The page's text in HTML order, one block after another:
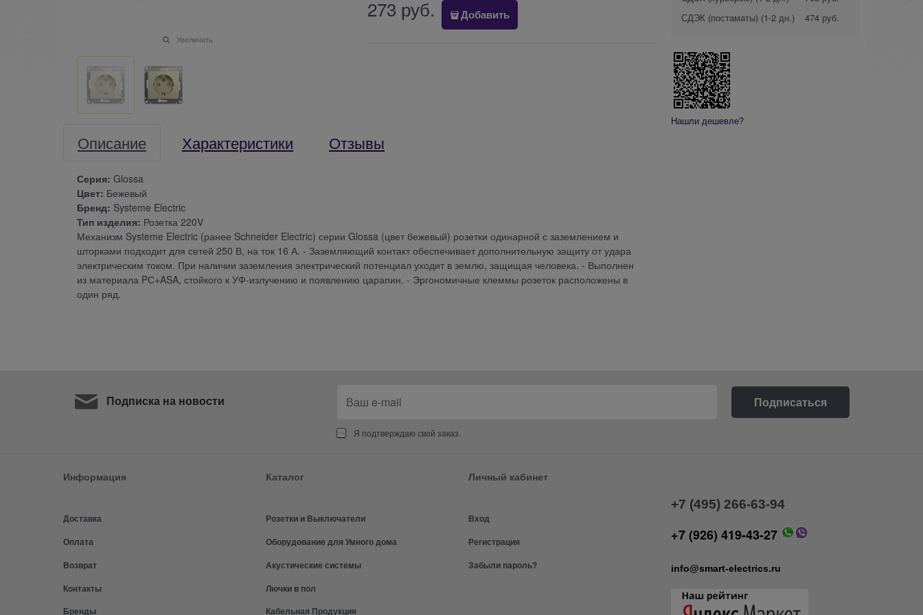
Увеличить
273 руб. Добавить
Описание Характеристики Отзывы
Серия: Glossa
Цвет: Бежевый
Бренд: Systeme Electric
Тип изделия: Розетка 220V
Механизм Systeme Electric (ранее Schneider Electric) серии Glossa (цвет бежевый) розетки одинарной с заземлением и
шторками подходит для сетей 250 В, на ток 16 А. - Заземляющий контакт обеспечивает дополнительную защиту от удара
электрическим током. При наличии заземления электрический потенциал уходит в землю, защищая человека. - Выполнен
из материала PС+ASA, стойкого к УФ-излучению и появлению царапин. - Эргономичные клеммы розеток расположены в
один ряд.
СДЭК (постаматы) (1-2 дн.) 474 руб.
Нашли дешевле?
Подписка на новости
Я подтверждаю свой заказ.
Информация
Доставка
Оплата
Возврат
Контакты
Бренды
Каталог
Розетки и Выключатели
Оборудование для Умного дома
Акустические системы
Лючки в пол
Кабельная Продукция
Личный кабинет
Вход
Регистрация
Забыли пароль?
+7 (495) 266-63-94
+7 (926) 419-43-27
info@smart-electrics.ru